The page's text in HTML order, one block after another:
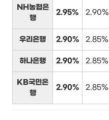
NH농협은
행
2.95% 2.90%
우리은행 2.90% 2.85%
하나은행 2.90% 2.85%
KB국민은
행
2.90% 2.85%